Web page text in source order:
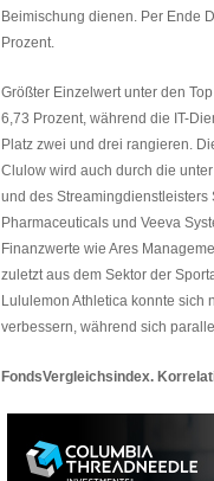
Beimischung dienen. Per Ende
Prozent.
Größter Einzelwert unter den
6,73 Prozent, während die IT-
Platz zwei und drei rangieren.
Clulow wird auch durch die
und des Streamingdienstleisters
Pharmaceuticals und Veeva
Finanzwerte wie Ares
zuletzt aus dem Sektor der
Lululemon Athletica konnte
verbessern, während sich
FondsVergleichsindex.